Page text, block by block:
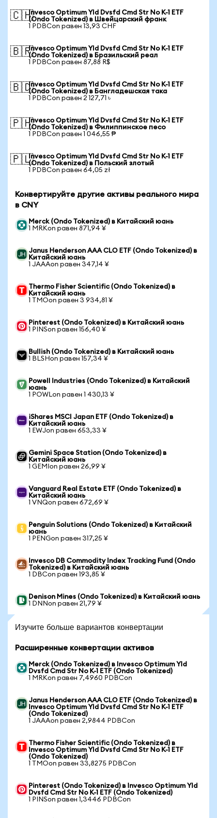
🇨🇭Invesco Optimum Yld Dvsfd Cmd Str No K-1 ETF
(Ondo Tokenized) в Швейцарский франк
1 PDBCon равен 13,93 CHF
🇧🇷Invesco Optimum Yld Dvsfd Cmd Str No K-1 ETF
(Ondo Tokenized) в Бразильский реал
1 PDBCon равен 87,88 R$
🇧🇩Invesco Optimum Yld Dvsfd Cmd Str No K-1 ETF
(Ondo Tokenized) в Бангладешская така
1 PDBCon равен 2 127,71 ৳
🇵🇭Invesco Optimum Yld Dvsfd Cmd Str No K-1 ETF
(Ondo Tokenized) в Филиппинское песо
1 PDBCon равен 1 046,55 ₱
🇵🇱Invesco Optimum Yld Dvsfd Cmd Str No K-1 ETF
(Ondo Tokenized) в Польский злотый
1 PDBCon равен 64,05 zł
Конвертируйте другие активы реального мира
в CNY
Merck (Ondo Tokenized) в Китайский юань
1 MRKon равен 871,94 ¥
Janus Henderson AAA CLO ETF (Ondo Tokenized) в
Китайский юань
1 JAAAon равен 347,14 ¥
Thermo Fisher Scientific (Ondo Tokenized) в
Китайский юань
1 TMOon равен 3 934,81 ¥
Pinterest (Ondo Tokenized) в Китайский юань
1 PINSon равен 156,40 ¥
Bullish (Ondo Tokenized) в Китайский юань
1 BLSHon равен 157,34 ¥
Powell Industries (Ondo Tokenized) в Китайский
юань
1 POWLon равен 1 430,13 ¥
iShares MSCI Japan ETF (Ondo Tokenized) в
Китайский юань
1 EWJon равен 653,33 ¥
Gemini Space Station (Ondo Tokenized) в
Китайский юань
1 GEMIon равен 26,99 ¥
Vanguard Real Estate ETF (Ondo Tokenized) в
Китайский юань
1 VNQon равен 672,69 ¥
Penguin Solutions (Ondo Tokenized) в Китайский
юань
1 PENGon равен 317,25 ¥
Invesco DB Commodity Index Tracking Fund (Ondo
Tokenized) в Китайский юань
1 DBCon равен 193,85 ¥
Denison Mines (Ondo Tokenized) в Китайский юань
1 DNNon равен 21,79 ¥
Изучите больше вариантов конвертации
Расширенные конвертации активов
Merck (Ondo Tokenized) в Invesco Optimum Yld
Dvsfd Cmd Str No K-1 ETF (Ondo Tokenized)
1 MRKon равен 7,4960 PDBCon
Janus Henderson AAA CLO ETF (Ondo Tokenized) в
Invesco Optimum Yld Dvsfd Cmd Str No K-1 ETF
(Ondo Tokenized)
1 JAAAon равен 2,9844 PDBCon
Thermo Fisher Scientific (Ondo Tokenized) в
Invesco Optimum Yld Dvsfd Cmd Str No K-1 ETF
(Ondo Tokenized)
1 TMOon равен 33,8275 PDBCon
Pinterest (Ondo Tokenized) в Invesco Optimum Yld
Dvsfd Cmd Str No K-1 ETF (Ondo Tokenized)
1 PINSon равен 1,3446 PDBCon